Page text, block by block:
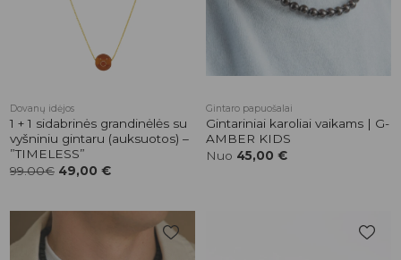
Dovanų idėjos
1 + 1 sidabrinės grandinėlės su
vyšniniu gintaru (auksuotos) –
”TIMELESS”
99.00€ 49,00 €
Gintaro papuošalai
Gintariniai karoliai vaikams | G-
AMBER KIDS
Nuo 45,00 €